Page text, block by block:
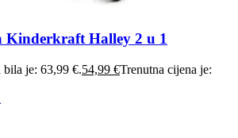
Kinderkraft Halley 2 u 1
je: 63,99 €.54,99 €Trenutna cijena je: